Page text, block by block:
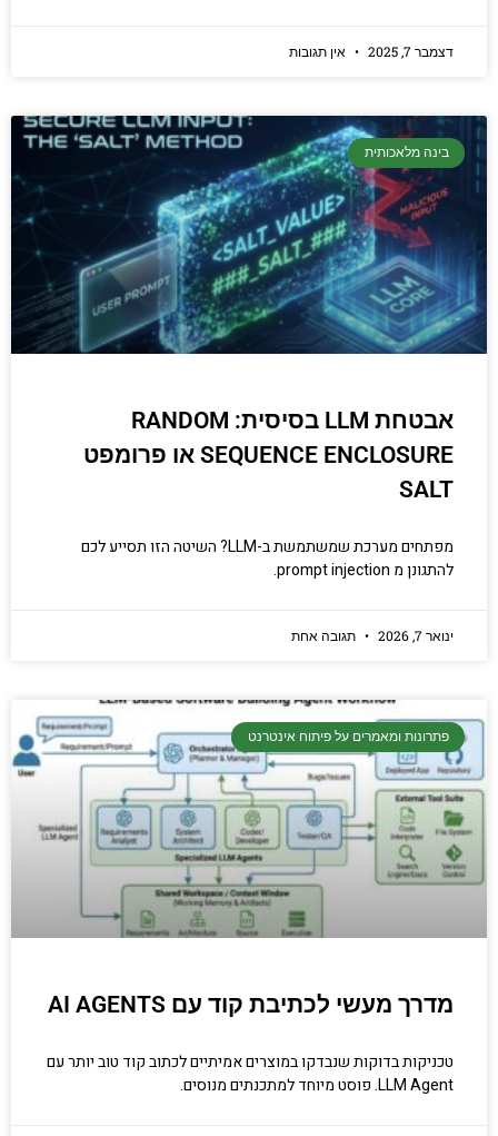
דצמבר 7, 2025 אין תגובות
בינה מלאכותית
אבטחת LLM בסיסית: RANDOM
SEQUENCE ENCLOSURE או פרומפט
SALT
מפתחים מערכת שמשתמשת ב-LLM? השיטה הזו תסייע לכם
להתגונן מ prompt injection.
ינואר 7, 2026 תגובה אחת
פתרונות ומאמרים על פיתוח אינטרנט
מדרך מעשי לכתיבת קוד עם AI AGENTS
טכניקות בדוקות שנבדקו במוצרים אמיתיים לכתוב קוד טוב יותר עם
LLM Agent. פוסט מיוחד למתכנתים מנוסים.